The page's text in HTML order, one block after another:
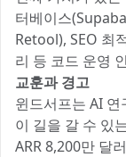
터베이스
Retool), SEO 최
리 등 코드 운영
교훈과 경고
윈드서프는 AI
이 길을 갈 수 있
ARR 8,200만 달